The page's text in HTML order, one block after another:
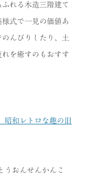
れる木造三階建て
式で一見の価値あ
んびりしたり、土
を癒すのもおすす
昭和レトロな趣の旧
うおんせんかんこ